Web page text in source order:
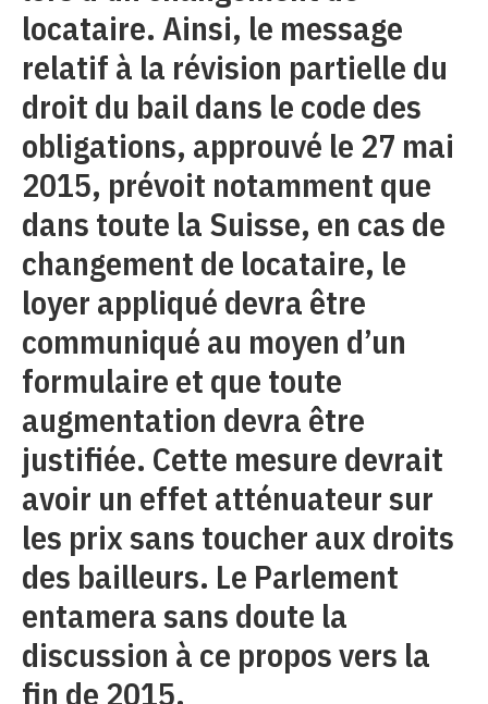
locataire. Ainsi, le message
relatif à la révision partielle du
droit du bail dans le code des
obligations, approuvé le 27 mai
2015, prévoit notamment que
dans toute la Suisse, en cas de
changement de locataire, le
loyer appliqué devra être
communiqué au moyen d’un
formulaire et que toute
augmentation devra être
justifiée. Cette mesure devrait
avoir un effet atténuateur sur
les prix sans toucher aux droits
des bailleurs. Le Parlement
entamera sans doute la
discussion à ce propos vers la
fin de 2015.